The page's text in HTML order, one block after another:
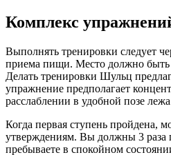
Комплекс
Выполнять тренировки следует
приема пищи. Место должно
Делать тренировки Шульц
упражнение предполагает
расслаблении в удобной позе
Когда первая ступень пройдена,
утверждениям. Вы должны 3 раза
пребываете в спокойном